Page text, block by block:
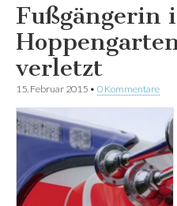
Fußgängerin
verletzt
15. Februar 2015 • 0 Kommentare